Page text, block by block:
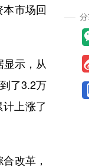
市场回
示，从
了3.2万
上涨了
改革，